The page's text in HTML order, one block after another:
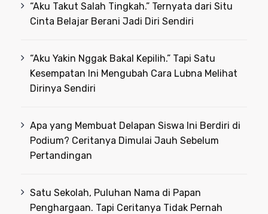
“Aku Takut Salah Tingkah.” Ternyata dari Situ
Cinta Belajar Berani Jadi Diri Sendiri
“Aku Yakin Nggak Bakal Kepilih.” Tapi Satu
Kesempatan Ini Mengubah Cara Lubna Melihat
Dirinya Sendiri
Apa yang Membuat Delapan Siswa Ini Berdiri di
Podium? Ceritanya Dimulai Jauh Sebelum
Pertandingan
Satu Sekolah, Puluhan Nama di Papan
Penghargaan. Tapi Ceritanya Tidak Pernah